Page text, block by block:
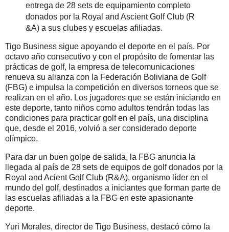
entrega de 28 sets de equipamiento completo
donados por la Royal and Ascient Golf Club (R
&A) a sus clubes y escuelas afiliadas.
Tigo Business sigue apoyando el deporte en el país. Por
octavo año consecutivo y con el propósito de fomentar las
prácticas de golf, la empresa de telecomunicaciones
renueva su alianza con la Federación Boliviana de Golf
(FBG) e impulsa la competición en diversos torneos que se
realizan en el año. Los jugadores que se están iniciando en
este deporte, tanto niños como adultos tendrán todas las
condiciones para practicar golf en el país, una disciplina
que, desde el 2016, volvió a ser considerado deporte
olímpico.
Para dar un buen golpe de salida, la FBG anuncia la
llegada al país de 28 sets de equipos de golf donados por la
Royal and Acient Golf Club (R&A), organismo líder en el
mundo del golf, destinados a iniciantes que forman parte de
las escuelas afiliadas a la FBG en este apasionante
deporte.
Yuri Morales, director de Tigo Business, destacó cómo la